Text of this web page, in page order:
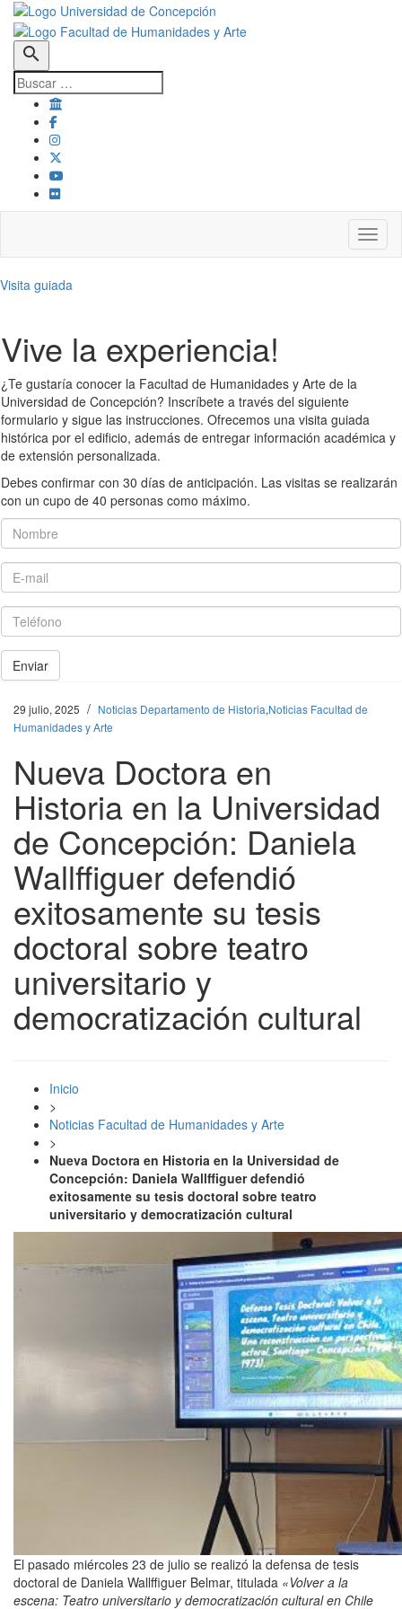
search
Visita guiada
Vive la experiencia!
¿Te gustaría conocer la Facultad de Humanidades y Arte de la
Universidad de Concepción? Inscríbete a través del siguiente
formulario y sigue las instrucciones. Ofrecemos una visita guiada
histórica por el edificio, además de entregar información académica y
de extensión personalizada.
Debes confirmar con 30 días de anticipación. Las visitas se realizarán
con un cupo de 40 personas como máximo.
Nombre
E-mail
Teléfono
Enviar
29 julio, 2025 / Noticias Departamento de Historia,Noticias Facultad de
Humanidades y Arte
Nueva Doctora en
Historia en la Universidad
de Concepción: Daniela
Wallffiguer defendió
exitosamente su tesis
doctoral sobre teatro
universitario y
democratización cultural
Inicio
>
Noticias Facultad de Humanidades y Arte
>
Nueva Doctora en Historia en la Universidad de
Concepción: Daniela Wallffiguer defendió
exitosamente su tesis doctoral sobre teatro
universitario y democratización cultural
El pasado miércoles 23 de julio se realizó la defensa de tesis
doctoral de Daniela Wallffiguer Belmar, titulada «Volver a la
escena: Teatro universitario y democratización cultural en Chile